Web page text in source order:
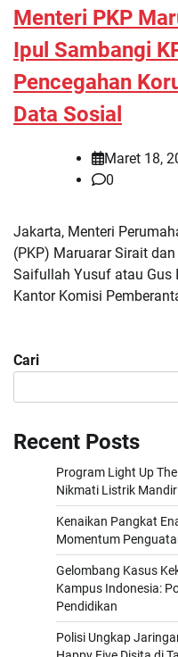
Menteri PKP
Ipul Sambangi
Pencegahan
Data Sosial
Maret 18,
0
Jakarta, Menteri
(PKP) Maruarar Sirait
Saifullah Yusuf atau Gus
Kantor Komisi
Cari
Recent Posts
Program Light Up
Nikmati Listrik
Kenaikan Pangkat
Momentum
Gelombang Kasus
Kampus Indonesia:
Pendidikan
Polisi Ungkap